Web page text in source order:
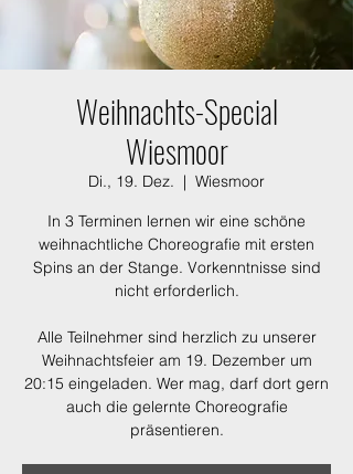
Weihnachts-Special
Wiesmoor
Di., 19. Dez.
  |
Wiesmoor
In 3 Terminen lernen wir eine schöne
weihnachtliche Choreografie mit ersten
Spins an der Stange. Vorkenntnisse sind
nicht erforderlich.
Alle Teilnehmer sind herzlich zu unserer
Weihnachtsfeier am 19. Dezember um
20:15 eingeladen. Wer mag, darf dort gern
auch die gelernte Choreografie
präsentieren.